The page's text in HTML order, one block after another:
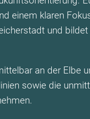
einem klaren
und
an der Elbe
sowie die